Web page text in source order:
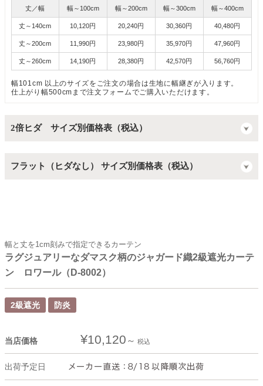
丈／幅
丈～140cm
丈～200cm
丈～260cm
幅～100cm
10,120円
11,990円
14,190円
幅～200cm
20,240円
23,980円
28,380円
幅～300cm
30,360円
35,970円
42,570円
幅～400cm
40,480円
47,960円
56,760円
幅101cm 以上のサイズをご注文の場合は生地に幅継ぎが入ります。
仕上がり幅500cmまで注文フォームでご購入いただけます。
2倍ヒダ サイズ別価格表（税込）
フラット（ヒダなし） サイズ別価格表（税込）
幅と丈を1cm刻みで指定できるカーテン
ラグジュアリーなダマスク柄のジャガード織2級遮光カーテ
ン ロワール（D-8002）
2級遮光 防炎
当店価格 ¥10,120 税込
出荷予定日